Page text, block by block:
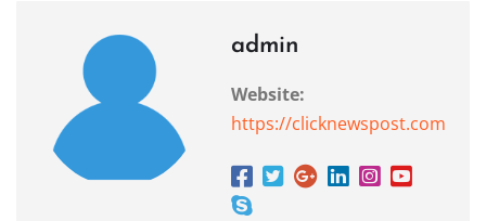
admin
Website:
https://clicknewspost.com